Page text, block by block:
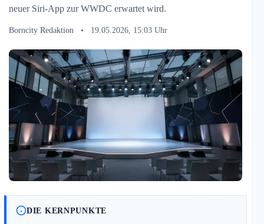
neuer Siri-App zur WWDC erwartet wird.
Borncity Redaktion • 19.05.2026, 15:03 Uhr
DIE KERNPUNKTE